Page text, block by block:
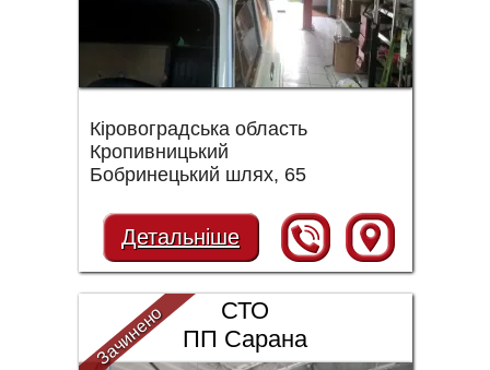
Кіровоградська область
Кропивницький
Бобринецький шлях, 65
Детальніше
СТО
ПП Сарана
Зачинено